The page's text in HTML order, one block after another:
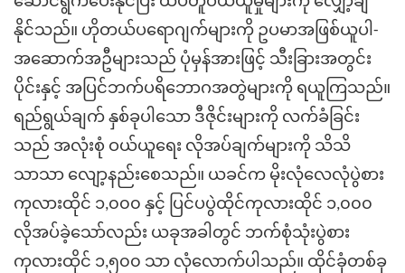
နိုင်သည်။ ဟိုတယ်ပရောဂျက်များကို ဥပမာအဖြစ်ယူပါ-
အဆောက်အဦများသည် ပုံမှန်အားဖြင့် သီးခြားအတွင်း
ပိုင်းနှင့် အပြင်ဘက်ပရိဘောဂအတွဲများကို ရယူကြသည်။
ရည်ရွယ်ချက် နှစ်ခုပါသော ဒီဇိုင်းများကို လက်ခံခြင်း
သည် အလုံးစုံ ဝယ်ယူရေး လိုအပ်ချက်များကို သိသိ
သာသာ လျော့နည်းစေသည်။ ယခင်က မိုးလုံလေလုံပွဲစား
ကုလားထိုင် ၁,၀၀၀ နှင့် ပြင်ပပွဲထိုင်ကုလားထိုင် ၁,၀၀၀
လိုအပ်ခဲ့သော်လည်း ယခုအခါတွင် ဘက်စုံသုံးပွဲစား
ကုလားထိုင် ၁,၅၀၀ သာ လုံလောက်ပါသည်။ ထိုင်ခုံတစ်ခု